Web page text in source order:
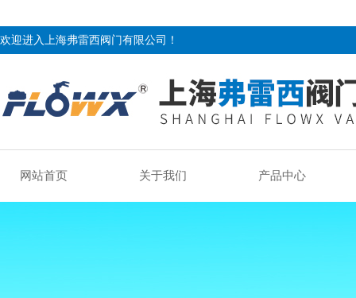
欢迎进入上海弗雷西阀门有限公司！
网站首页 关于我们 产品中心